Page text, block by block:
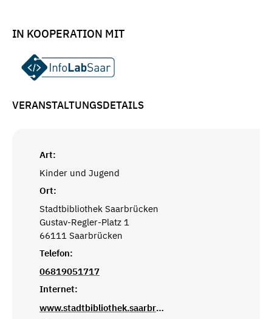
IN KOOPERATION MIT
VERANSTALTUNGSDETAILS
Art:
Kinder und Jugend
Ort:
Stadtbibliothek Saarbrücken
Gustav-Regler-Platz 1
66111 Saarbrücken
Telefon:
06819051717
Internet:
www.stadtbibliothek.saarbruecken.de